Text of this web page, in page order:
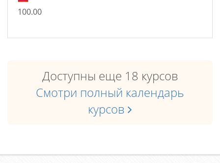
100.00
Доступны еще 18 курсов
Смотри полный календарь
курсов